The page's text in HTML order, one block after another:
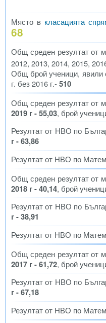
Място в класацията
68
Общ среден резултат от
2012, 2013, 2014, 2015,
Общ брой ученици, явили
г. без 2016 г.-510
Общ среден резултат от
2019 г - 55,03, брой
Резултат от НВО по
г - 63,86
Резултат от НВО по
Общ среден резултат от
2018 г - 40,14, брой
Резултат от НВО по
г - 38,91
Резултат от НВО по
Общ среден резултат от
2017 г - 61,72, брой
Резултат от НВО по
г - 67,18
Резултат от НВО по